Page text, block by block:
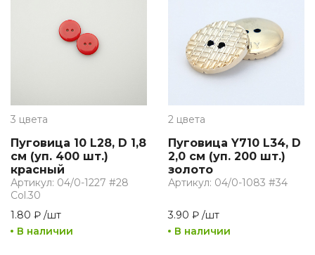
3 цвета
Пуговица 10 L28, D 1,8
см (уп. 400 шт.)
красный
Артикул: 04/0-1227 #28
Col.30
1.80 ₽ /шт
В наличии
2 цвета
Пуговица Y710 L34, D
2,0 см (уп. 200 шт.)
золото
Артикул: 04/0-1083 #34
3.90 ₽ /шт
В наличии